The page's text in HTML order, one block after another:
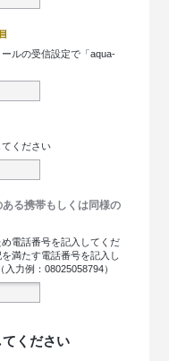
ルの受信設定で「aqua-
ください
る携帯もしくは同様の
電話番号を記入してくだ
満たす電話番号を記入し
力例：08025058794）
ください